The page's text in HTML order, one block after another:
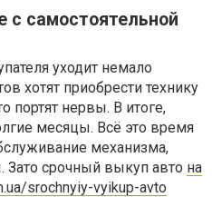
с самостоятельной
уходит немало
хотят приобрести технику
портят нервы. В итоге,
месяцы. Всё это время
механизма,
Зато срочный выкуп авто на
srochnyiy-vyikup-avto